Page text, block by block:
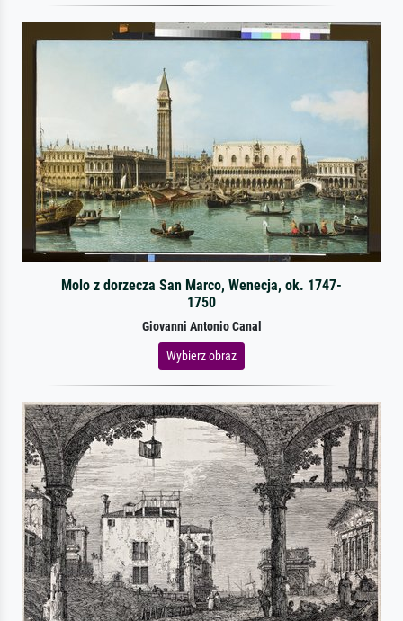
Molo z dorzecza San Marco, Wenecja, ok. 1747-
1750
Giovanni Antonio Canal
Wybierz obraz